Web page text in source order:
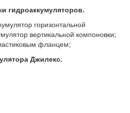
гидроаккумуляторов.
горизонтальной
вертикальной компоновки;
фланцем;
Джилекс.